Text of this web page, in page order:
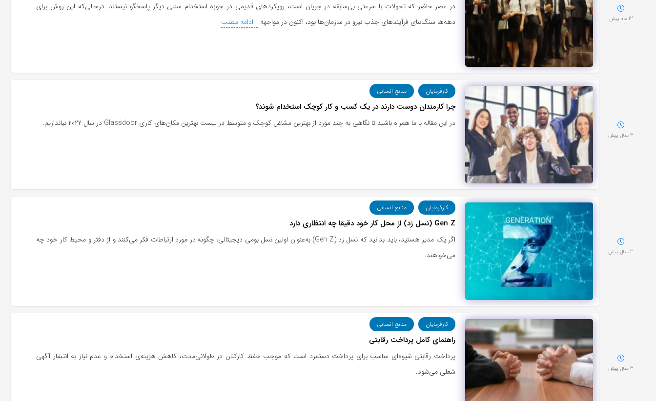
12 ماه پیش
در عصر حاضر که تحولات با سرعتی بی‌سابقه در جریان است، رویکردهای قدیمی در حوزه استخدام سنتی دیگر پاسخگو نیستند. درحالی‌که این روش برای
دهه‌ها سنگ‌بنای فرآیندهای جذب نیرو در سازمان‌ها بود، اکنون در مواجهه
ادامه مطلب
3 سال پیش
کارفرمایان منابع انسانی
چرا کارمندان دوست دارند در یک کسب و کار کوچک استخدام شوند؟
در این مقاله با ما همراه باشید تا نگاهی به چند مورد از بهترین مشاغل کوچک و متوسط در لیست بهترین مکان‌های کاری Glassdoor در سال ۲۰۲۲ بیاندازیم.
3 سال پیش
کارفرمایان منابع انسانی
Gen Z (نسل زد) از محل کار خود دقیقا چه انتظاری دارد
اگر یک مدیر هستید، باید بدانید که نسل زد (Gen Z) به‌عنوان اولین نسل بومی دیجیتالی، چگونه در مورد ارتباطات فکر می‌کنند و از دفتر و محیط کار خود چه
می‌خواهند.
3 سال پیش
کارفرمایان منابع انسانی
راهنمای کامل پرداخت رقابتی
پرداخت رقابتی شیوه‌ای مناسب برای پرداخت دستمزد است که موجب حفظ کارکنان در طولانی‌مدت، کاهش هزینه‌ی استخدام و عدم نیاز به انتشار آگهی
شغلی می‌شود.